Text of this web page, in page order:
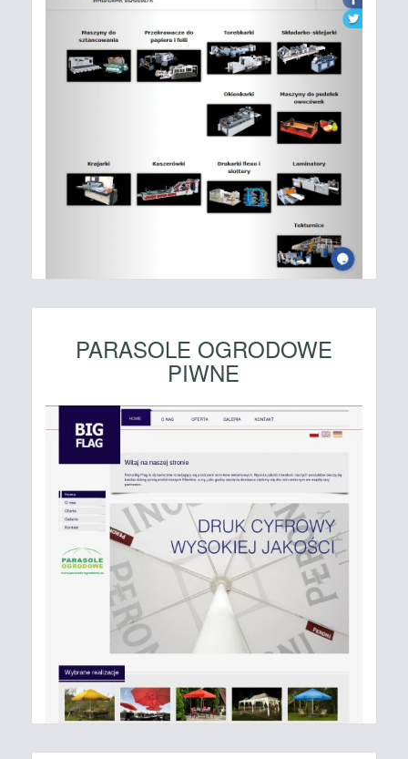
PARASOLE OGRODOWE
PIWNE